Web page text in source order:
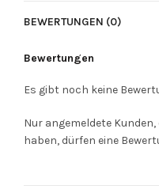
BEWERTUNGEN (0)
Bewertungen
Es gibt noch keine
Nur angemeldete
haben, dürfen eine